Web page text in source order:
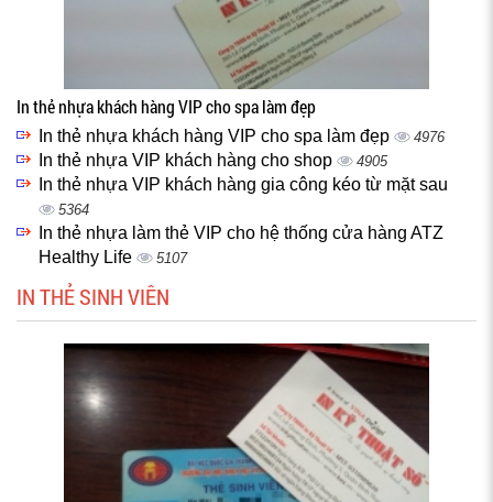
In thẻ nhựa khách hàng VIP cho spa làm đẹp
In thẻ nhựa khách hàng VIP cho spa làm đẹp 4976
In thẻ nhựa VIP khách hàng cho shop 4905
In thẻ nhựa VIP khách hàng gia công kéo từ mặt sau
5364
In thẻ nhựa làm thẻ VIP cho hệ thống cửa hàng ATZ
Healthy Life
5107
IN THẺ SINH VIÊN